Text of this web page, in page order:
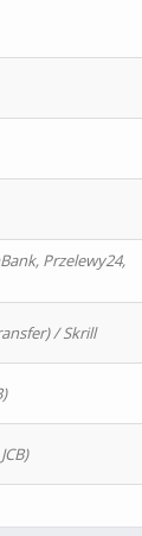
Przelewy24,
/ Skrill